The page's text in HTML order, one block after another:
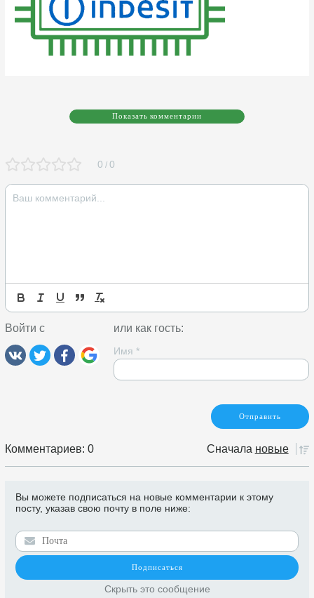
Показать комментарии
0 /0
Войти с или как гость:
Имя *
Комментариев: 0 Сначала новые
Вы можете подписаться на новые комментарии к этому
посту, указав свою почту в поле ниже:
Скрыть это сообщение